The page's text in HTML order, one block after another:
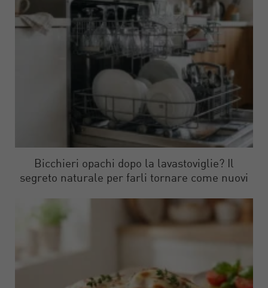
Bicchieri opachi dopo la lavastoviglie? Il
segreto naturale per farli tornare come nuovi